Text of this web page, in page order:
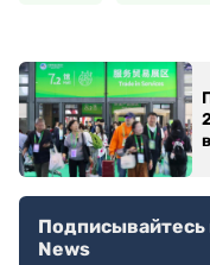
Подписывайтесь
News